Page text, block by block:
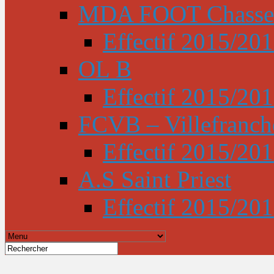
MDA FOOT
Effectif 2015/
OL B
Effectif 2015/
FCVB –
Effectif 2015/
A.S Saint Priest
Effectif 2015/